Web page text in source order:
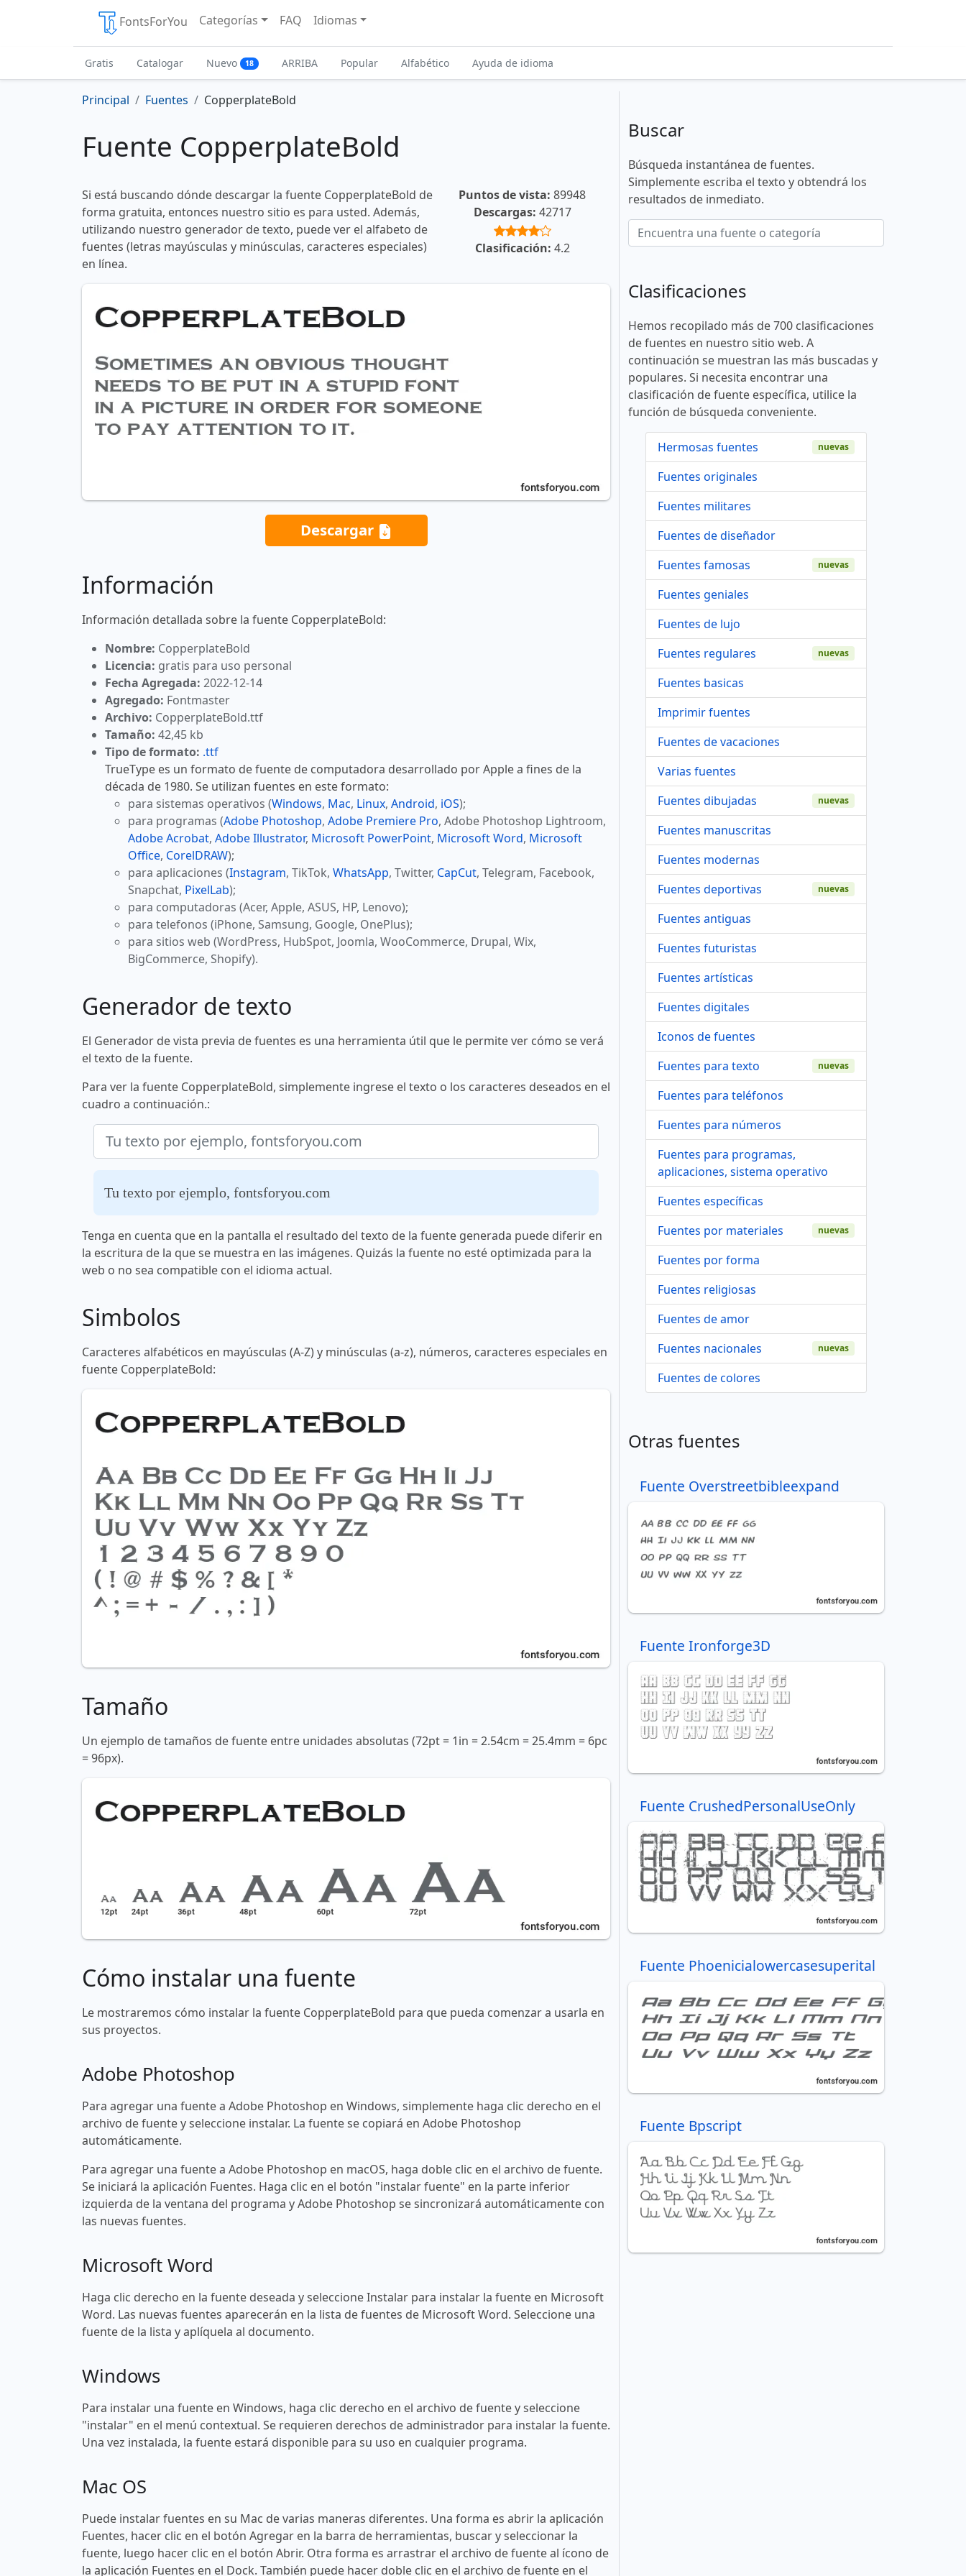
FontsForYou Categorías FAQ Idiomas
Gratis Catalogar Nuevo 18 ARRIBA Popular Alfabético Ayuda de idioma
Principal Fuentes CopperplateBold
Fuente CopperplateBold
Si está buscando dónde descargar la fuente CopperplateBold de
forma gratuita, entonces nuestro sitio es para usted. Además,
utilizando nuestro generador de texto, puede ver el alfabeto de
fuentes (letras mayúsculas y minúsculas, caracteres especiales)
en línea.
Puntos de vista: 89948
Descargas: 42717
Clasificación: 4.2
Descargar
Información
Información detallada sobre la fuente CopperplateBold:
Nombre: CopperplateBold
Licencia: gratis para uso personal
Fecha Agregada: 2022-12-14
Agregado: Fontmaster
Archivo: CopperplateBold.ttf
Tamaño: 42,45 kb
Tipo de formato: .ttf
TrueType es un formato de fuente de computadora desarrollado por Apple a fines de la
década de 1980. Se utilizan fuentes en este formato:
para sistemas operativos (Windows, Mac, Linux, Android, iOS);
para programas (Adobe Photoshop, Adobe Premiere Pro, Adobe Photoshop Lightroom,
Adobe Acrobat, Adobe Illustrator, Microsoft PowerPoint, Microsoft Word, Microsoft
Office, CorelDRAW);
para aplicaciones (Instagram, TikTok, WhatsApp, Twitter, CapCut, Telegram, Facebook,
Snapchat, PixelLab);
para computadoras (Acer, Apple, ASUS, HP, Lenovo);
para telefonos (iPhone, Samsung, Google, OnePlus);
para sitios web (WordPress, HubSpot, Joomla, WooCommerce, Drupal, Wix,
BigCommerce, Shopify).
Generador de texto
El Generador de vista previa de fuentes es una herramienta útil que le permite ver cómo se verá
el texto de la fuente.
Para ver la fuente CopperplateBold, simplemente ingrese el texto o los caracteres deseados en el
cuadro a continuación.:
Tu texto por ejemplo, fontsforyou.com
Tenga en cuenta que en la pantalla el resultado del texto de la fuente generada puede diferir en
la escritura de la que se muestra en las imágenes. Quizás la fuente no esté optimizada para la
web o no sea compatible con el idioma actual.
Simbolos
Caracteres alfabéticos en mayúsculas (A-Z) y minúsculas (a-z), números, caracteres especiales en
fuente CopperplateBold:
Tamaño
Un ejemplo de tamaños de fuente entre unidades absolutas (72pt = 1in = 2.54cm = 25.4mm = 6pc
= 96px).
Cómo instalar una fuente
Le mostraremos cómo instalar la fuente CopperplateBold para que pueda comenzar a usarla en
sus proyectos.
Adobe Photoshop
Para agregar una fuente a Adobe Photoshop en Windows, simplemente haga clic derecho en el
archivo de fuente y seleccione instalar. La fuente se copiará en Adobe Photoshop
automáticamente.
Para agregar una fuente a Adobe Photoshop en macOS, haga doble clic en el archivo de fuente.
Se iniciará la aplicación Fuentes. Haga clic en el botón "instalar fuente" en la parte inferior
izquierda de la ventana del programa y Adobe Photoshop se sincronizará automáticamente con
las nuevas fuentes.
Microsoft Word
Haga clic derecho en la fuente deseada y seleccione Instalar para instalar la fuente en Microsoft
Word. Las nuevas fuentes aparecerán en la lista de fuentes de Microsoft Word. Seleccione una
fuente de la lista y aplíquela al documento.
Windows
Para instalar una fuente en Windows, haga clic derecho en el archivo de fuente y seleccione
"instalar" en el menú contextual. Se requieren derechos de administrador para instalar la fuente.
Una vez instalada, la fuente estará disponible para su uso en cualquier programa.
Mac OS
Puede instalar fuentes en su Mac de varias maneras diferentes. Una forma es abrir la aplicación
Fuentes, hacer clic en el botón Agregar en la barra de herramientas, buscar y seleccionar la
fuente, luego hacer clic en el botón Abrir. Otra forma es arrastrar el archivo de fuente al ícono de
la aplicación Fuentes en el Dock. También puede hacer doble clic en el archivo de fuente en el
Buscar
Búsqueda instantánea de fuentes.
Simplemente escriba el texto y obtendrá los
resultados de inmediato.
Clasificaciones
Hemos recopilado más de 700 clasificaciones
de fuentes en nuestro sitio web. A
continuación se muestran las más buscadas y
populares. Si necesita encontrar una
clasificación de fuente específica, utilice la
función de búsqueda conveniente.
Hermosas fuentes nuevas
Fuentes originales
Fuentes militares
Fuentes de diseñador
Fuentes famosas
nuevas
Fuentes geniales
Fuentes de lujo
Fuentes regulares
nuevas
Fuentes basicas
Imprimir fuentes
Fuentes de vacaciones
Varias fuentes
Fuentes dibujadas
nuevas
Fuentes manuscritas
Fuentes modernas
Fuentes deportivas
nuevas
Fuentes antiguas
Fuentes futuristas
Fuentes artísticas
Fuentes digitales
Iconos de fuentes
Fuentes para texto
nuevas
Fuentes para teléfonos
Fuentes para números
Fuentes para programas,
aplicaciones, sistema operativo
Fuentes específicas
Fuentes por materiales
nuevas
Fuentes por forma
Fuentes religiosas
Fuentes de amor
Fuentes nacionales
nuevas
Fuentes de colores
Otras fuentes
Fuente Overstreetbibleexpand
Fuente Ironforge3D
Fuente CrushedPersonalUseOnly
Fuente Phoenicialowercasesuperital
Fuente Bpscript